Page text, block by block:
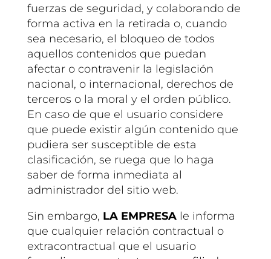
fuerzas de seguridad, y colaborando de
forma activa en la retirada o, cuando
sea necesario, el bloqueo de todos
aquellos contenidos que puedan
afectar o contravenir la legislación
nacional, o internacional, derechos de
terceros o la moral y el orden público.
En caso de que el usuario considere
que puede existir algún contenido que
pudiera ser susceptible de esta
clasificación, se ruega que lo haga
saber de forma inmediata al
administrador del sitio web.
Sin embargo, LA EMPRESAle informa
que cualquier relación contractual o
extracontractual que el usuario